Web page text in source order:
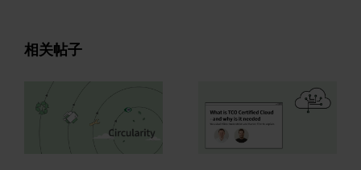
相关帖子